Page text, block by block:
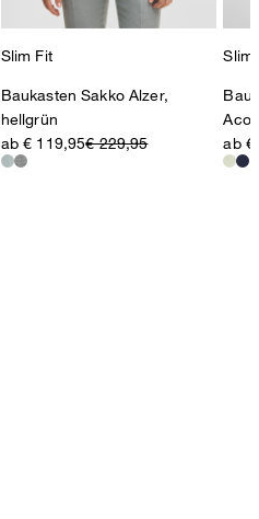
Slim Fit
Baukasten Sakko Alzer,
hellgrün
ab € 119,95€ 229,95
Slim
ab €